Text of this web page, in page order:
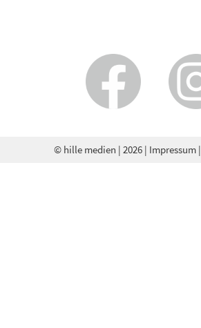
© hille medien | 2026 | Impressum|